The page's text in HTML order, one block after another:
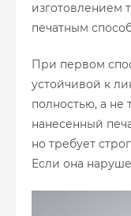
изготовлением
печатным
При первом
устойчивой к
полностью, а не
нанесенный
но требует
Если она